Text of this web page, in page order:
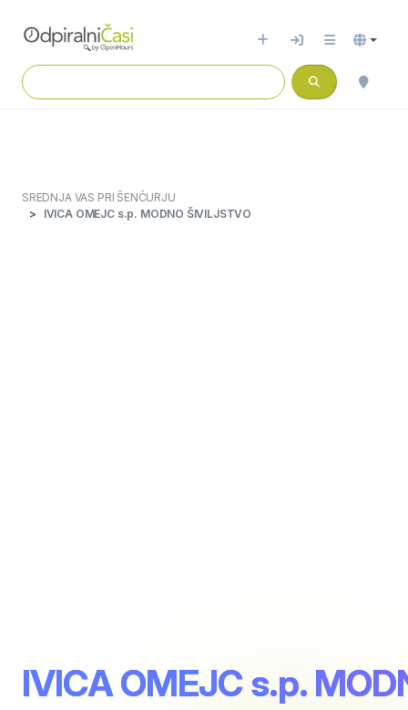
SREDNJA VAS PRI ŠENČURJU
IVICA OMEJC s.p. MODNO ŠIVILJSTVO
IVICA OMEJC s.p.